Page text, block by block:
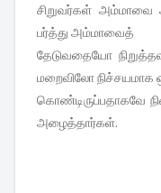
சிறுவர்கள் அம்மாவை
பர்த்து அம்மாவைத்
தேடுவதையோ
மறைவிலோ நிச்சயமாக
கொண்டிருப்பதாகவே
அழைத்தார்கள்.